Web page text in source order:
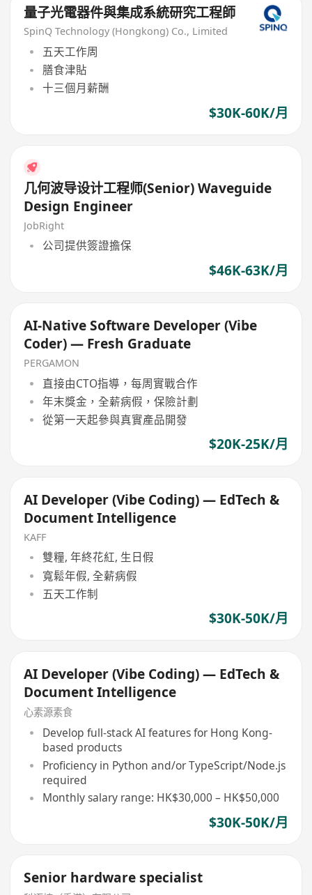
量子光電器件與集成系統研究工程師
SpinQ Technology (Hongkong) Co., Limited
五天工作周
膳食津貼
十三個月薪酬
$30K-60K/月
几何波导设计工程师(Senior) Waveguide
Design Engineer
JobRight
公司提供簽證擔保
$46K-63K/月
AI-Native Software Developer (Vibe
Coder) — Fresh Graduate
PERGAMON
直接由CTO指導，每周實戰合作
年末獎金，全薪病假，保險計劃
從第一天起參與真實產品開發
$20K-25K/月
AI Developer (Vibe Coding) — EdTech &
Document Intelligence
KAFF
雙糧, 年終花紅, 生日假
寬鬆年假, 全薪病假
五天工作制
$30K-50K/月
AI Developer (Vibe Coding) — EdTech &
Document Intelligence
心素源素食
Develop full-stack AI features for Hong Kong-
based products
Proficiency in Python and/or TypeScript/Node.js
required
Monthly salary range: HK$30,000 – HK$50,000
$30K-50K/月
Senior hardware specialist